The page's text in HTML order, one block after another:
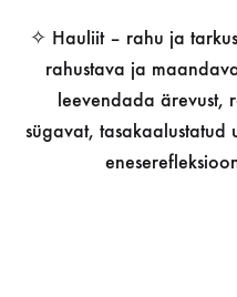
✧ Hauliit – rahu ja
rahustava ja
leevendada ärevust,
sügavat, tasakaalustatud